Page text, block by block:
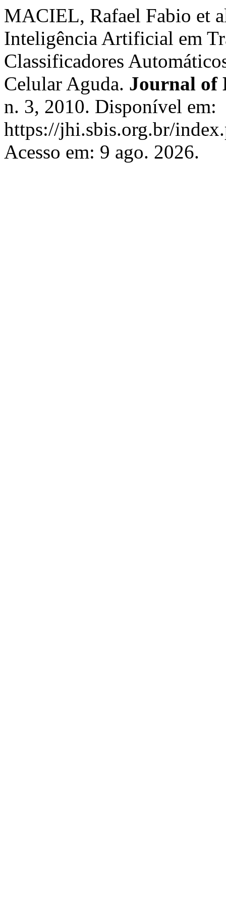
MACIEL, Rafael Fabio et
Inteligência Artificial em
Classificadores
Celular Aguda. Journal of
n. 3, 2010. Disponível em:
https://jhi.sbis.org.br/
Acesso em: 9 ago. 2026.